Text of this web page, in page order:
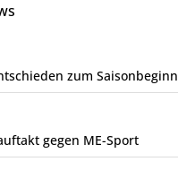
zum Saisonbeginn
gegen ME-Sport